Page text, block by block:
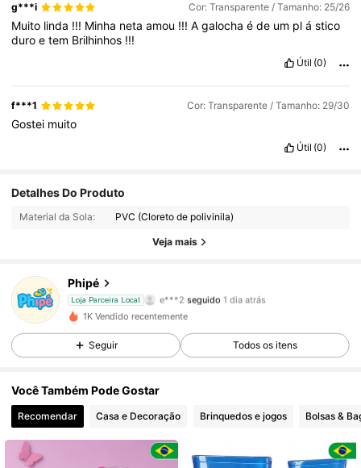
g***i Cor: Transparente / Tamanho: 25/26
Muito linda !!! Minha netaamou !!!Agalochaéde um plástico
duroetem Brilhinhos !!!
Útil (0)
f***1 Cor: Transparente / Tamanho: 29/30
Gostei muito
Útil (0)
Detalhes Do Produto
Material da Sola: PVC (Cloreto de polivinila)
Veja mais
Phipé
Loja Parceira Local e***2 seguido 1 dia atrás
4,44
4,44 49 Seguidores
4,44
1K Vendido recentemente
Seguir Todos os itens
Você Também Pode Gostar
Recomendar Casa e Decoração Brinquedos e jogos Bolsas &